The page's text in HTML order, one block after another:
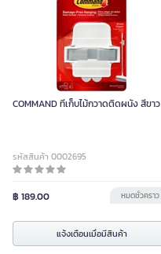
COMMAND ที่เก็บไม้กวาดติดผนัง สีขาว
รหัสสินค้า 0002695
฿ 189.00 หมดชั่วคราว
แจ้งเตือนเมื่อมีสินค้า